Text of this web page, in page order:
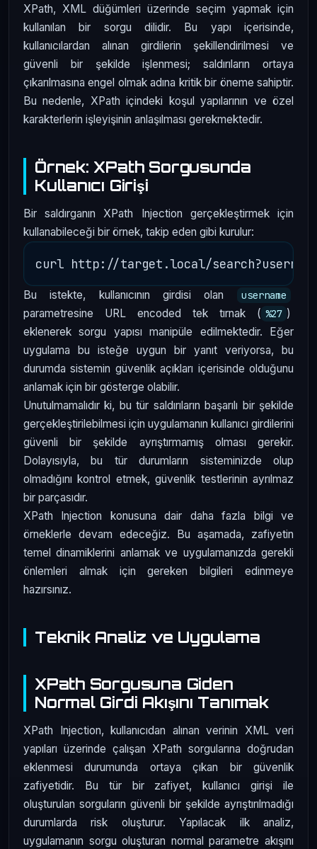
XPath, XML düğümleri üzerinde seçim yapmak için
kullanılan bir sorgu dilidir. Bu yapı içerisinde,
kullanıcılardan alınan girdilerin şekillendirilmesi ve
güvenli bir şekilde işlenmesi; saldırıların ortaya
çıkarılmasına engel olmak adına kritik bir öneme sahiptir.
Bu nedenle, XPath içindeki koşul yapılarının ve özel
karakterlerin işleyişinin anlaşılması gerekmektedir.
Örnek: XPath Sorgusunda
Kullanıcı Girişi
Bir saldırganın XPath Injection gerçekleştirmek için
kullanabileceği bir örnek, takip eden gibi kurulur:
Bu istekte, kullanıcının girdisi olan username
parametresine URL encoded tek tırnak ( %27 )
eklenerek sorgu yapısı manipüle edilmektedir. Eğer
uygulama bu isteğe uygun bir yanıt veriyorsa, bu
durumda sistemin güvenlik açıkları içerisinde olduğunu
anlamak için bir gösterge olabilir.
Unutulmamalıdır ki, bu tür saldırıların başarılı bir şekilde
gerçekleştirilebilmesi için uygulamanın kullanıcı girdilerini
güvenli bir şekilde ayrıştırmamış olması gerekir.
Dolayısıyla, bu tür durumların sisteminizde olup
olmadığını kontrol etmek, güvenlik testlerinin ayrılmaz
bir parçasıdır.
XPath Injection konusuna dair daha fazla bilgi ve
örneklerle devam edeceğiz. Bu aşamada, zafiyetin
temel dinamiklerini anlamak ve uygulamanızda gerekli
önlemleri almak için gereken bilgileri edinmeye
hazırsınız.
Teknik Analiz ve Uygulama
XPath Sorgusuna Giden
Normal Girdi Akışını Tanımak
XPath Injection, kullanıcıdan alınan verinin XML veri
yapıları üzerinde çalışan XPath sorgularına doğrudan
eklenmesi durumunda ortaya çıkan bir güvenlik
zafiyetidir. Bu tür bir zafiyet, kullanıcı girişi ile
oluşturulan sorguların güvenli bir şekilde ayrıştırılmadığı
durumlarda risk oluşturur. Yapılacak ilk analiz,
uygulamanın sorgu oluşturan normal parametre akışını